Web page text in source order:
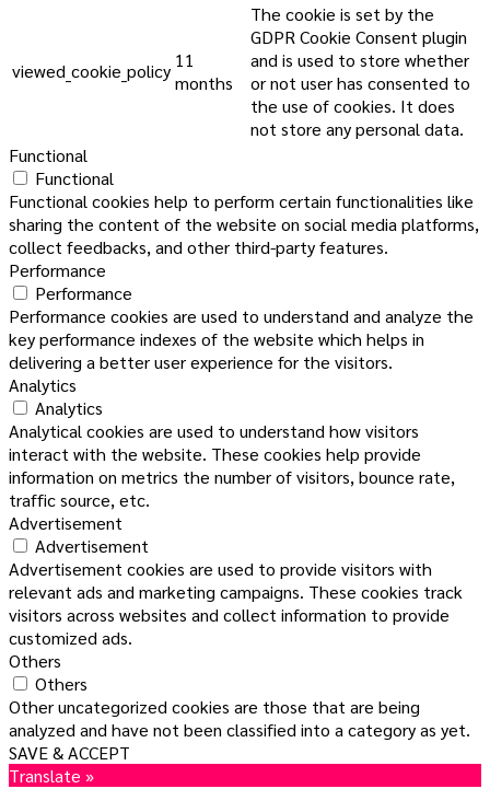
viewed_cookie_policy 11
months
The cookie is set by the
GDPR Cookie Consent plugin
and is used to store whether
or not user has consented to
the use of cookies. It does
not store any personal data.
Functional
Functional
Functional cookies help to perform certain functionalities like
sharing the content of the website on social media platforms,
collect feedbacks, and other third-party features.
Performance
Performance
Performance cookies are used to understand and analyze the
key performance indexes of the website which helps in
delivering a better user experience for the visitors.
Analytics
Analytics
Analytical cookies are used to understand how visitors
interact with the website. These cookies help provide
information on metrics the number of visitors, bounce rate,
traffic source, etc.
Advertisement
Advertisement
Advertisement cookies are used to provide visitors with
relevant ads and marketing campaigns. These cookies track
visitors across websites and collect information to provide
customized ads.
Others
Others
Other uncategorized cookies are those that are being
analyzed and have not been classified into a category as yet.
SAVE & ACCEPT
Translate »